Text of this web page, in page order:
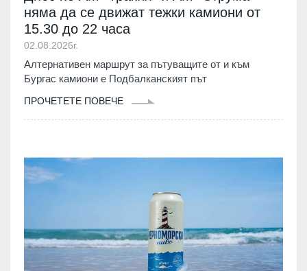
няма да се движат тежки камиони от
15.30 до 22 часа
02.08.2026г.
Алтернативен маршрут за пътуващите от и към
Бургас камиони е Подбалканският път
ПРОЧЕТЕТЕ ПОВЕЧЕ